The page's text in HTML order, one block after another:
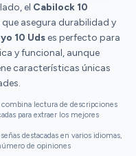
el Cabilock 10
asegura durabilidad y
10 Uds es perfecto para
y funcional, aunque
características únicas
lectura de descripciones
para extraer los mejores
destacadas en varios idiomas,
de opiniones